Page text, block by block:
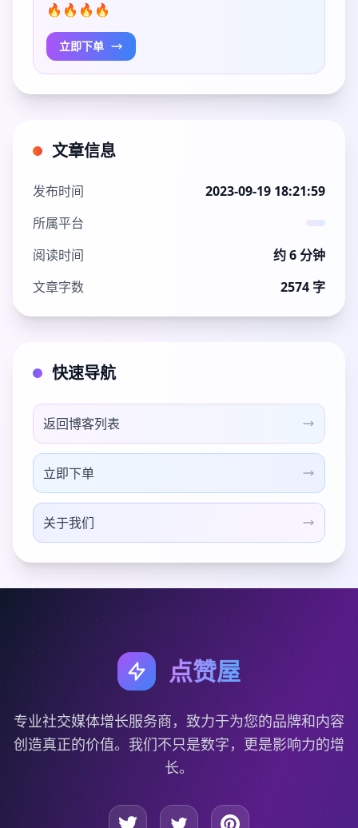
🔥🔥🔥🔥
立即下单
文章信息
发布时间
2023-09-19 18:21:59
所属平台
阅读时间
约 6 分钟
文章字数
2574 字
快速导航
返回博客列表
立即下单
关于我们
点赞屋
专业社交媒体增长服务商，致力于为您的品牌和内容
创造真正的价值。我们不只是数字，更是影响力的增
长。